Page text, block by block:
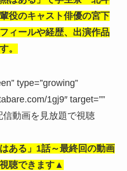
役のキャスト俳優の宮下
ィールや経歴、出演作品
。
type=”growing”
1gj9″ target=””
動画を見放題で視聴
ある」 1話～最終回の動画
聴できます▲